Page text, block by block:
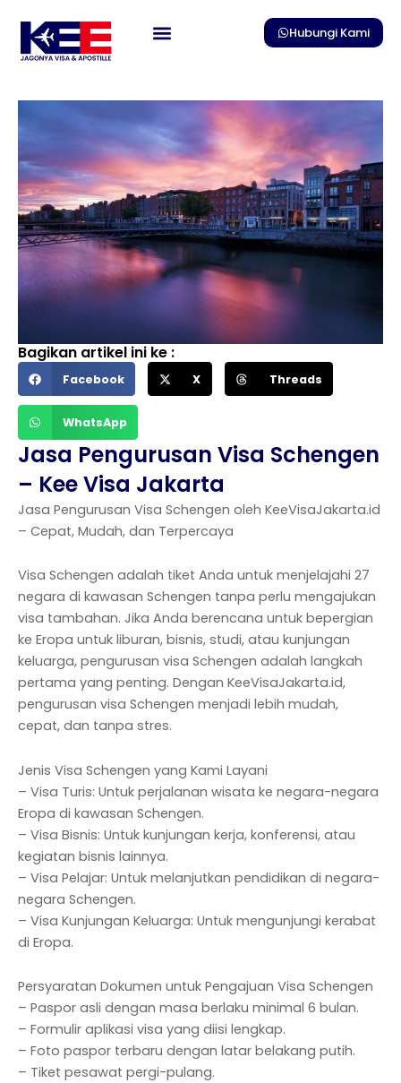
content
Hubungi Kami
Bagikan artikel ini ke :
Facebook X Threads
WhatsApp
Jasa Pengurusan Visa Schengen
– Kee Visa Jakarta
Jasa Pengurusan Visa Schengen oleh KeeVisaJakarta.id
– Cepat, Mudah, dan Terpercaya
Visa Schengen adalah tiket Anda untuk menjelajahi 27
negara di kawasan Schengen tanpa perlu mengajukan
visa tambahan. Jika Anda berencana untuk bepergian
ke Eropa untuk liburan, bisnis, studi, atau kunjungan
keluarga, pengurusan visa Schengen adalah langkah
pertama yang penting. Dengan KeeVisaJakarta.id,
pengurusan visa Schengen menjadi lebih mudah,
cepat, dan tanpa stres.
Jenis Visa Schengen yang Kami Layani
– Visa Turis: Untuk perjalanan wisata ke negara-negara
Eropa di kawasan Schengen.
– Visa Bisnis: Untuk kunjungan kerja, konferensi, atau
kegiatan bisnis lainnya.
– Visa Pelajar: Untuk melanjutkan pendidikan di negara-
negara Schengen.
– Visa Kunjungan Keluarga: Untuk mengunjungi kerabat
di Eropa.
Persyaratan Dokumen untuk Pengajuan Visa Schengen
– Paspor asli dengan masa berlaku minimal 6 bulan.
– Formulir aplikasi visa yang diisi lengkap.
– Foto paspor terbaru dengan latar belakang putih.
– Tiket pesawat pergi-pulang.